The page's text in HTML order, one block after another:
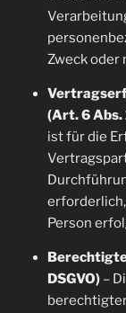
Zweck oder
(Art. 6 Abs.
ist für die
Person
DSGVO)–